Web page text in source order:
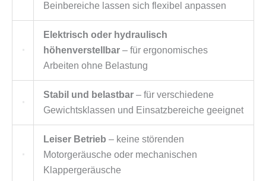
Beinbereiche lassen sich flexibel anpassen
Elektrisch oder hydraulisch
höhenverstellbar – für ergonomisches
Arbeiten ohne Belastung
Stabil und belastbar – für verschiedene
Gewichtsklassen und Einsatzbereiche geeignet
Leiser Betrieb – keine störenden
Motorgeräusche oder mechanischen
Klappergeräusche